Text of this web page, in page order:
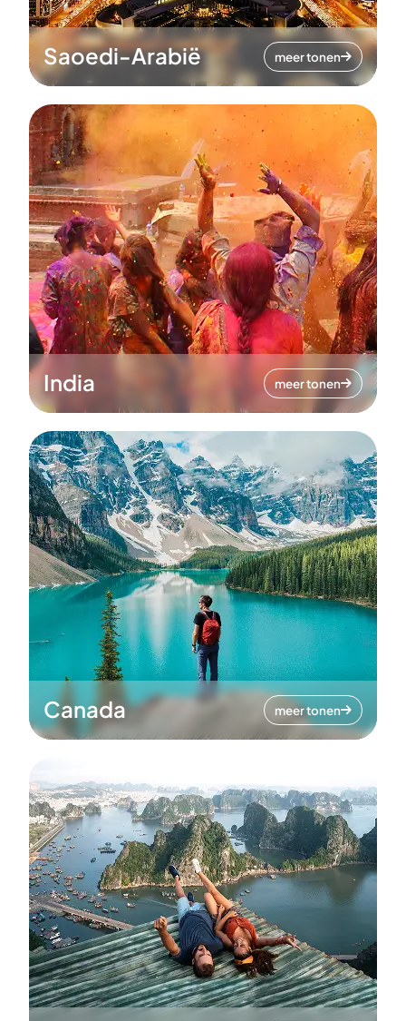
Saoedi-Arabië meer tonen
India meer tonen
Canada meer tonen